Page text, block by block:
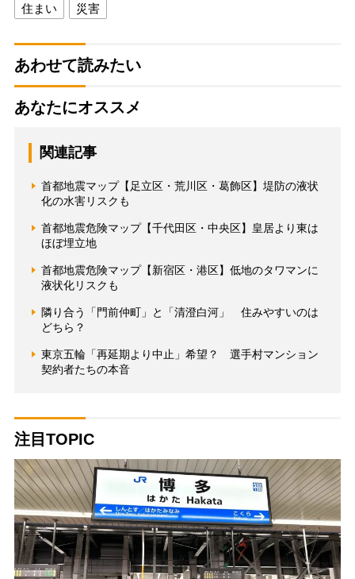
住まい 災害
あわせて読みたい
あなたにオススメ
関連記事
首都地震マップ【足立区・荒川区・葛飾区】堤防の液状
化の水害リスクも
首都地震危険マップ【千代田区・中央区】皇居より東は
ほぼ埋立地
首都地震危険マップ【新宿区・港区】低地のタワマンに
液状化リスクも
隣り合う「門前仲町」と「清澄白河」 住みやすいのは
どちら？
東京五輪「再延期より中止」希望？ 選手村マンション
契約者たちの本音
注目TOPIC